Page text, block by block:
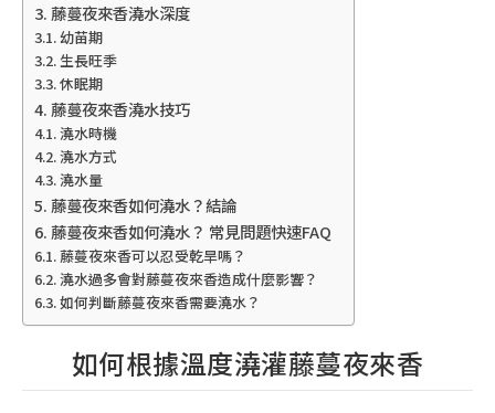
藤蔓夜來香澆水深度
幼苗期
生長旺季
休眠期
藤蔓夜來香澆水技巧
澆水時機
澆水方式
澆水量
藤蔓夜來香如何澆水？結論
藤蔓夜來香如何澆水？ 常見問題快速FAQ
藤蔓夜來香可以忍受乾旱嗎？
澆水過多會對藤蔓夜來香造成什麼影響？
如何判斷藤蔓夜來香需要澆水？
如何根據溫度澆灌藤蔓夜來香